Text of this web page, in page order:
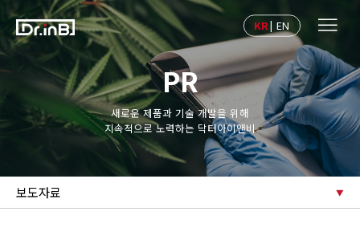
KR| EN
PR
새로운 제품과 기술 개발을 위해
지속적으로 노력하는 닥터아이앤비
보도자료